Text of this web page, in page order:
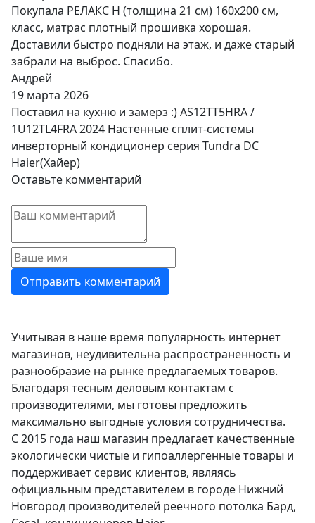
Покупала РЕЛАКС Н (толщина 21 см) 160х200 см,
класс, матрас плотный прошивка хорошая.
Доставили быстро подняли на этаж, и даже старый
забрали на выброс. Спасибо.
Андрей
19 марта 2026
Поставил на кухню и замерз :) AS12TT5HRA /
1U12TL4FRA 2024 Настенные сплит-системы
инверторный кондиционер серия Tundra DC
Haier(Хайер)
Оставьте комментарий
Учитывая в наше время популярность интернет
магазинов, неудивительна распространенность и
разнообразие на рынке предлагаемых товаров.
Благодаря тесным деловым контактам с
производителями, мы готовы предложить
максимально выгодные условия сотрудничества.
С 2015 года наш магазин предлагает качественные
экологически чистые и гипоаллергенные товары и
поддерживает сервис клиентов, являясь
официальным представителем в городе Нижний
Новгород производителей реечного потолка Бард,